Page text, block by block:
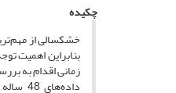
چکیده
خشکسالی از